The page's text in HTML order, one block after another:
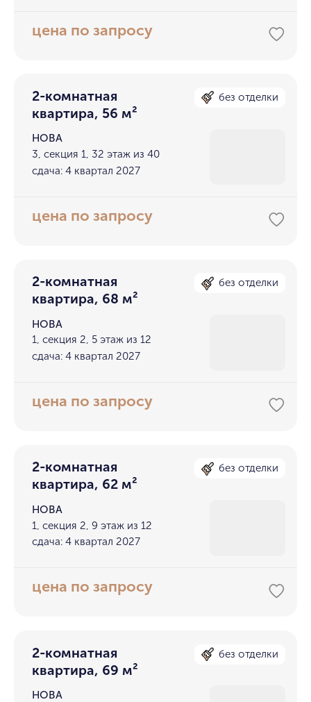
цена по запросу
2-комнатная
квартира, 56 м²
без отделки
НОВА
3, секция 1, 32 этаж из 40
сдача: 4 квартал 2027
цена по запросу
2-комнатная
квартира, 68 м²
без отделки
НОВА
1, секция 2, 5 этаж из 12
сдача: 4 квартал 2027
цена по запросу
2-комнатная
квартира, 62 м²
без отделки
НОВА
1, секция 2, 9 этаж из 12
сдача: 4 квартал 2027
цена по запросу
2-комнатная
квартира, 69 м²
без отделки
НОВА